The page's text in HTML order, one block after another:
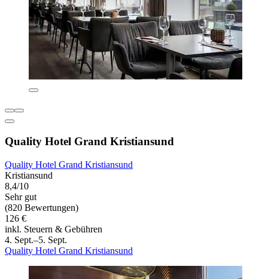
Quality Hotel Grand Kristiansund
Quality Hotel Grand Kristiansund
Kristiansund
8,4/10
Sehr gut
(820 Bewertungen)
126 €
inkl. Steuern & Gebühren
4. Sept.–5. Sept.
Quality Hotel Grand Kristiansund